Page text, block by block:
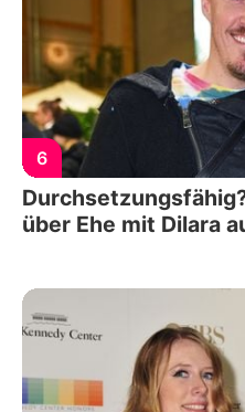
6
über Ehe mit Dilara